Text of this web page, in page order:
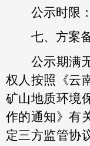
公示时限
七、方案
公示期满
权人按照《云
矿山地质环境
作的通知》有
定三方监管协